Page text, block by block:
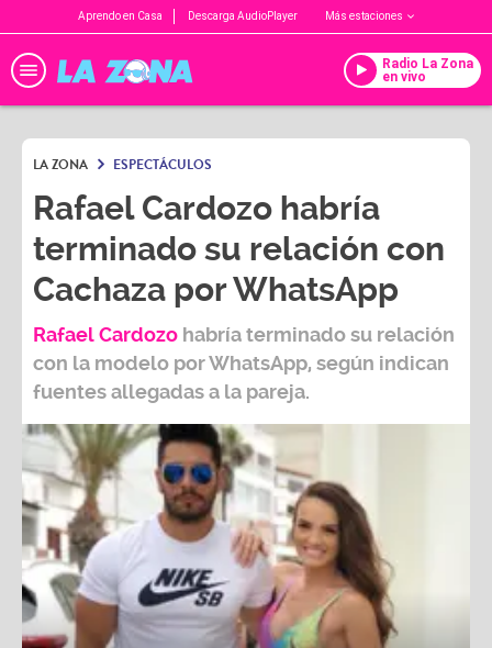
Aprendo en Casa Descarga AudioPlayer Más estaciones
Radio La Zona
en vivo
LA ZONA ESPECTÁCULOS
Rafael Cardozo habría
terminado su relación con
Cachaza por WhatsApp
Rafael Cardozo habría terminado su relación
con la modelo por WhatsApp, según indican
fuentes allegadas a la pareja.